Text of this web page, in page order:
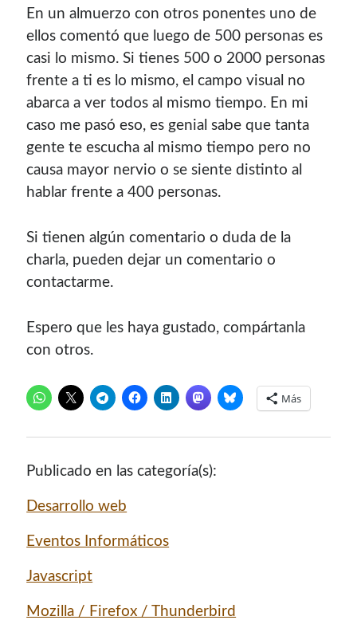
con el mantenimiento de este sitio:
Si deseas vender publicidad en tu propio blog o página
web, te recomiendo usarSeeding UP, buen servicio para
monetizar tu página.
Enlaces de mi sitio viejo
¿Buscas las secciones de mi antiguo sitio?
GNU/Linux
Descargas
El Autor
Blogroll Geek
Codigeek
En un almuerzo con otros ponentes uno de
ellos comentó que luego de 500 personas es
casi lo mismo. Si tienes 500 o 2000 personas
frente a ti es lo mismo, el campo visual no
abarca a ver todos al mismo tiempo. En mi
caso me pasó eso, es genial sabe que tanta
gente te escucha al mismo tiempo pero no
causa mayor nervio o se siente distinto al
hablar frente a 400 personas.
Si tienen algún comentario o duda de la
charla, pueden dejar un comentario o
contactarme.
Espero que les haya gustado, compártanla
con otros.
Más
Publicado en las categoría(s):
Desarrollo web
Eventos Informáticos
Javascript
Mozilla / Firefox / Thunderbird